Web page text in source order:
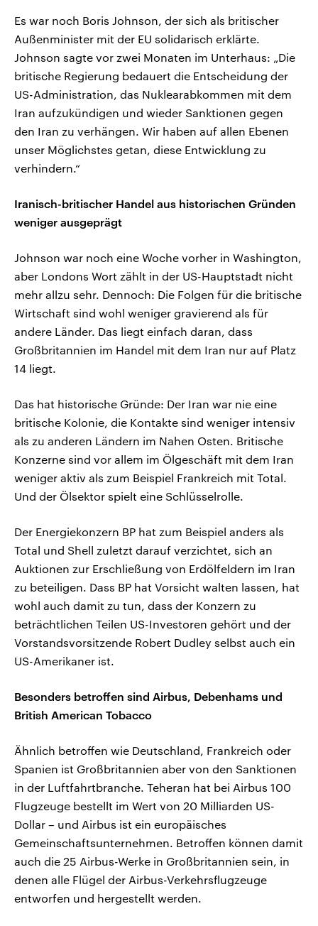
Es war noch Boris Johnson, der sich als britischer
Außenminister mit der EU solidarisch erklärte.
Johnson sagte vor zwei Monaten im Unterhaus: „Die
britische Regierung bedauert die Entscheidung der
US-Administration, das Nuklearabkommen mit dem
Iran aufzukündigen und wieder Sanktionen gegen
den Iran zu verhängen. Wir haben auf allen Ebenen
unser Möglichstes getan, diese Entwicklung zu
verhindern.“
Iranisch-britischer Handel aus historischen Gründen
weniger ausgeprägt
Johnson war noch eine Woche vorher in Washington,
aber Londons Wort zählt in der US-Hauptstadt nicht
mehr allzu sehr. Dennoch: Die Folgen für die britische
Wirtschaft sind wohl weniger gravierend als für
andere Länder. Das liegt einfach daran, dass
Großbritannien im Handel mit dem Iran nur auf Platz
14 liegt.
Das hat historische Gründe: Der Iran war nie eine
britische Kolonie, die Kontakte sind weniger intensiv
als zu anderen Ländern im Nahen Osten. Britische
Konzerne sind vor allem im Ölgeschäft mit dem Iran
weniger aktiv als zum Beispiel Frankreich mit Total.
Und der Ölsektor spielt eine Schlüsselrolle.
Der Energiekonzern BP hat zum Beispiel anders als
Total und Shell zuletzt darauf verzichtet, sich an
Auktionen zur Erschließung von Erdölfeldern im Iran
zu beteiligen. Dass BP hat Vorsicht walten lassen, hat
wohl auch damit zu tun, dass der Konzern zu
beträchtlichen Teilen US-Investoren gehört und der
Vorstandsvorsitzende Robert Dudley selbst auch ein
US-Amerikaner ist.
Besonders betroffen sind Airbus, Debenhams und
British American Tobacco
Ähnlich betroffen wie Deutschland, Frankreich oder
Spanien ist Großbritannien aber von den Sanktionen
in der Luftfahrtbranche. Teheran hat bei Airbus 100
Flugzeuge bestellt im Wert von 20 Milliarden US-
Dollar – und Airbus ist ein europäisches
Gemeinschaftsunternehmen. Betroffen können damit
auch die 25 Airbus-Werke in Großbritannien sein, in
denen alle Flügel der Airbus-Verkehrsflugzeuge
entworfen und hergestellt werden.